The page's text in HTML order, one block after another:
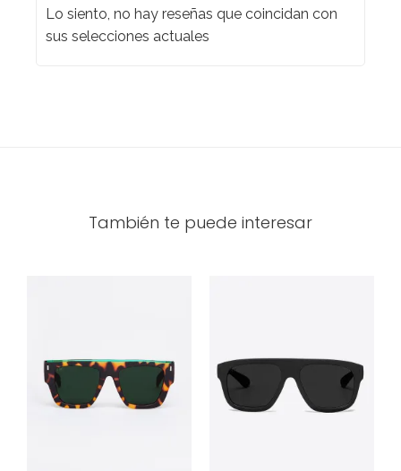
Lo siento, no hay reseñas que coincidan con
sus selecciones actuales
También te puede interesar